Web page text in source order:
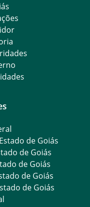
de Goiás
de Goiás
de Goiás
de Goiás
de Goiás